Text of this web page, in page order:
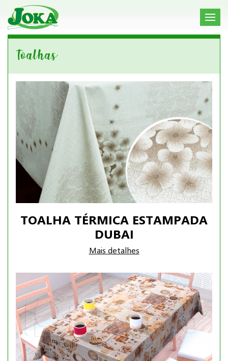
Toalhas
TOALHA TÉRMICA ESTAMPADA
DUBAI
Mais detalhes